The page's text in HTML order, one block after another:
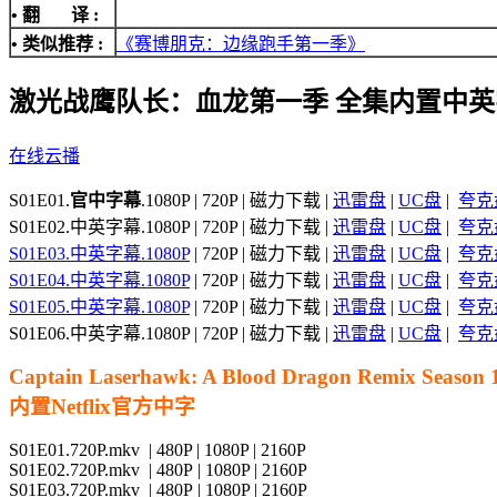
• 翻 译 :
• 类似推荐 :
《赛博朋克：边缘跑手第一季》
激光战鹰队长：血龙第一季 全集内置中
在线云播
S01E01.官中字幕.1080P | 720P | 磁力下载 | 迅雷盘 | UC盘 | 夸克
S01E02.中英字幕.1080P | 720P | 磁力下载 | 迅雷盘 | UC盘 | 夸克
S01E03.中英字幕.1080P| 720P | 磁力下载 | 迅雷盘 | UC盘 | 夸克
S01E04.中英字幕.1080P| 720P | 磁力下载 | 迅雷盘 | UC盘 | 夸克
S01E05.中英字幕.1080P| 720P | 磁力下载 | 迅雷盘 | UC盘 | 夸克
S01E06.中英字幕.1080P | 720P | 磁力下载 | 迅雷盘 | UC盘 | 夸克
Captain Laserhawk: A Blood Dragon Remix Season
内置Netflix官方中字
S01E01.720P.mkv | 480P | 1080P | 2160P
S01E02.720P.mkv | 480P | 1080P | 2160P
S01E03.720P.mkv | 480P | 1080P | 2160P